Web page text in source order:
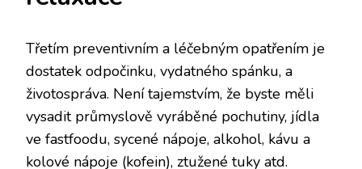
Třetím preventivním a léčebným opatřením je
dostatek odpočinku, vydatného spánku, a
životospráva. Není tajemstvím, že byste měli
vysadit průmyslově vyráběné pochutiny, jídla
ve fastfoodu, sycené nápoje, alkohol, kávu a
kolové nápoje (kofein), ztužené tuky atd.